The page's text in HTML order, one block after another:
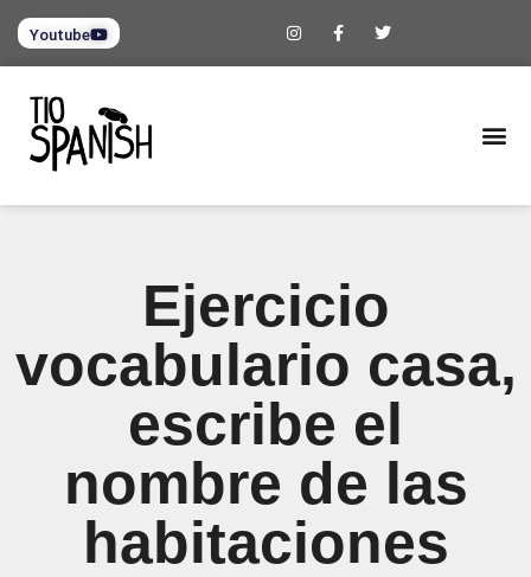
Youtube
Ejercicio
vocabulario casa,
escribe el
nombre de las
habitaciones